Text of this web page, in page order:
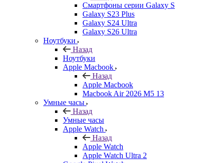
Смартфоны серии Galaxy S
Galaxy S23 Plus
Galaxy S24 Ultra
Galaxy S26 Ultra
Ноутбуки
Назад
Ноутбуки
Apple Macbook
Назад
Apple Macbook
Macbook Air 2026 M5 13
Умные часы
Назад
Умные часы
Apple Watch
Назад
Apple Watch
Apple Watch Ultra 2